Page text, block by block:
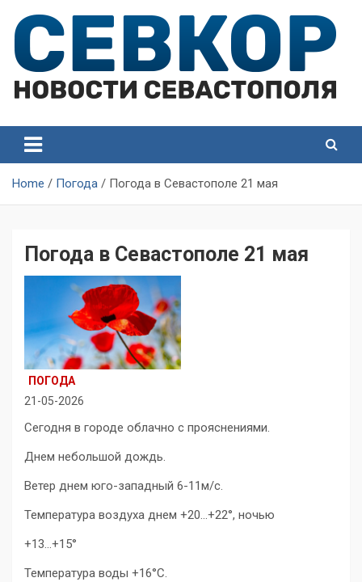
content
Севастополя
Севастополя
Home Погода Погода в Севастополе 21 мая
Погода в Севастополе 21 мая
ПОГОДА
21-05-2026
Сегодня в городе облачно с прояснениями.
Днем небольшой дождь.
Ветер днем юго-западный 6-11м/с.
Температура воздуха днем +20…+22°, ночью
+13…+15°
Температура воды +16°C.